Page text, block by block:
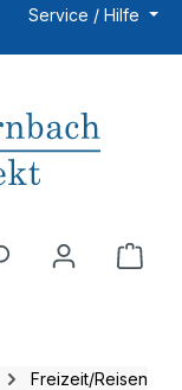
Service / Hilfe
Freizeit/Reisen